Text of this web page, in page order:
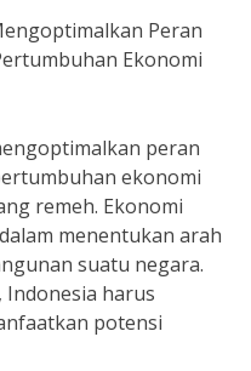
Peran
Ekonomi
peran
ekonomi
remeh. Ekonomi
menentukan arah
suatu negara.
Indonesia harus
potensi